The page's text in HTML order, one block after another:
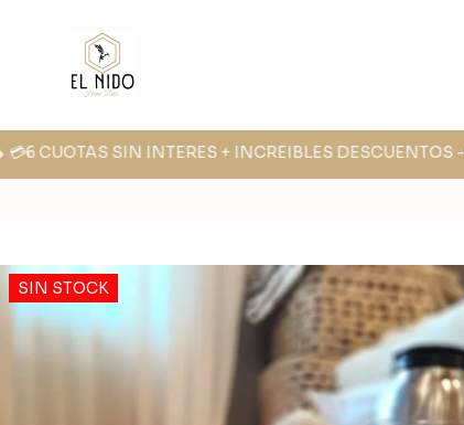
CUOTAS SIN INTERES + INCREIBLES DESCUENTOS -
SIN STOCK